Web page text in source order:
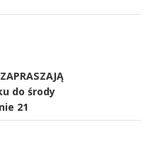
do środy
21